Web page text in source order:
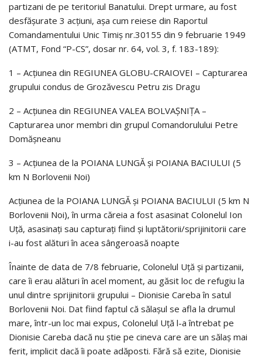
partizani de pe teritoriul Banatului. Drept urmare, au fost
desfășurate 3 acțiuni, așa cum reiese din Raportul
Comandamentului Unic Timiș nr.30155 din 9 februarie 1949
(ATMT, Fond “P-CS”, dosar nr. 64, vol. 3, f. 183-189):
1 – Acțiunea din REGIUNEA GLOBU-CRAIOVEI – Capturarea
grupului condus de Grozăvescu Petru zis Dragu
2 – Acțiunea din REGIUNEA VALEA BOLVAȘNIȚA –
Capturarea unor membri din grupul Comandorulului Petre
Domășneanu
3 – Acțiunea de la POIANA LUNGĂ și POIANA BACIULUI (5
km N Borlovenii Noi)
Acțiunea de la POIANA LUNGĂ și POIANA BACIULUI (5 km N
Borlovenii Noi), în urma căreia a fost asasinat Colonelul Ion
Uţă, asasinați sau capturați fiind și luptătorii/sprijinitorii care
i-au fost alături în acea sângeroasă noapte
Înainte de data de 7/8 februarie, Colonelul Uţă și partizanii,
care îi erau alături în acel moment, au găsit loc de refugiu la
unul dintre sprijinitorii grupului – Dionisie Careba în satul
Borlovenii Noi. Dat fiind faptul că sălașul se afla la drumul
mare, într-un loc mai expus, Colonelul Uţă l-a întrebat pe
Dionisie Careba dacă nu știe pe cineva care are un sălaș mai
ferit, implicit dacă îi poate adăposti. Fără să ezite, Dionisie